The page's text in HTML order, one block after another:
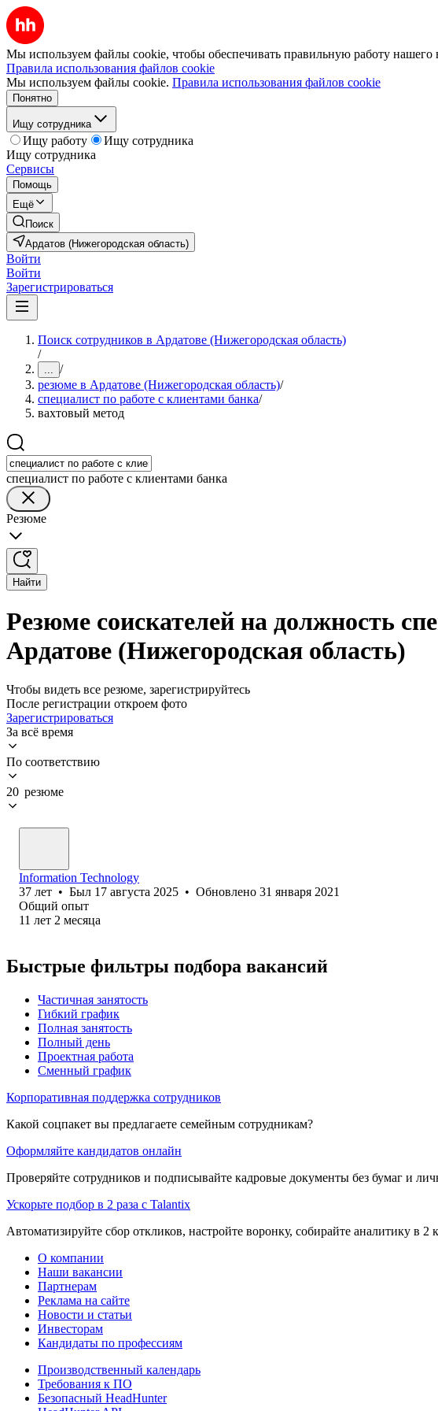
Мы используем файлы cookie, чтобы обеспечивать правильную работу нашего
Правила использования файлов cookie
Мы используем файлы cookie. Правила использования файлов cookie
Понятно
Ищу сотрудника
Ищу работу
Ищу сотрудника
Ищу сотрудника
Сервисы
Помощь
Ещё
Поиск
Ардатов (Нижегородская область)
Войти
Войти
Зарегистрироваться
Поиск сотрудников в Ардатове (Нижегородская область)
/
... /
резюме в Ардатове (Нижегородская область)/
специалист по работе с клиентами банка/
вахтовый метод
специалист по работе с клиентами банка
Резюме
Найти
Резюме соискателей на должность
Ардатове (Нижегородская область)
Чтобы видеть все резюме, зарегистрируйтесь
После регистрации откроем фото
Зарегистрироваться
За всё время
По соответствию
20 резюме
Information Technology
37 лет • Был 17 августа 2025 • Обновлено 31 января 2021
Общий опыт
11 лет 2 месяца
Быстрые фильтры подбора вакансий
Частичная занятость
Гибкий график
Полная занятость
Полный день
Проектная работа
Сменный график
Корпоративная поддержка сотрудников
Какой соцпакет вы предлагаете семейным сотрудникам?
Оформляйте кандидатов онлайн
Проверяйте сотрудников и подписывайте кадровые документы без бумаг и
Ускорьте подбор в 2 раза с Talantix
Автоматизируйте сбор откликов, настройте воронку, собирайте аналитику в 2
О компании
Наши вакансии
Партнерам
Реклама на сайте
Новости и статьи
Инвесторам
Кандидаты по профессиям
Производственный календарь
Требования к ПО
Безопасный HeadHunter